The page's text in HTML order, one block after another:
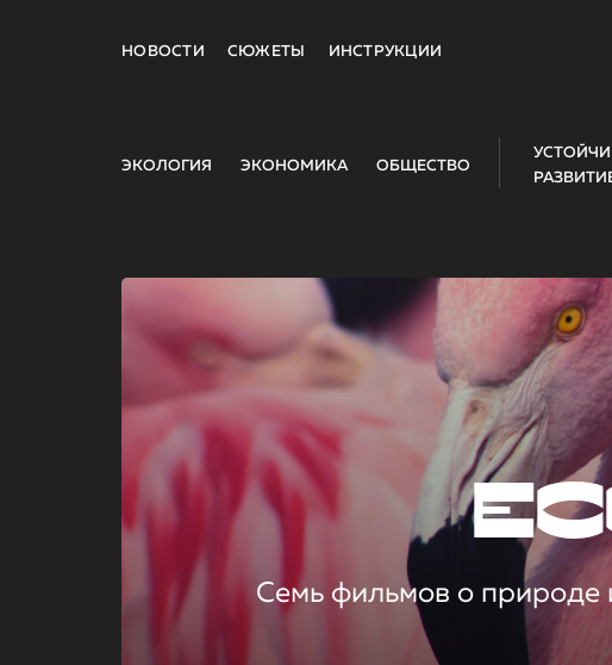
НОВОСТИ СЮЖЕТЫ ИНСТРУКЦИИ
ЭКОЛОГИЯ ЭКОНОМИКА ОБЩЕСТВО
Семь фильмов о природе